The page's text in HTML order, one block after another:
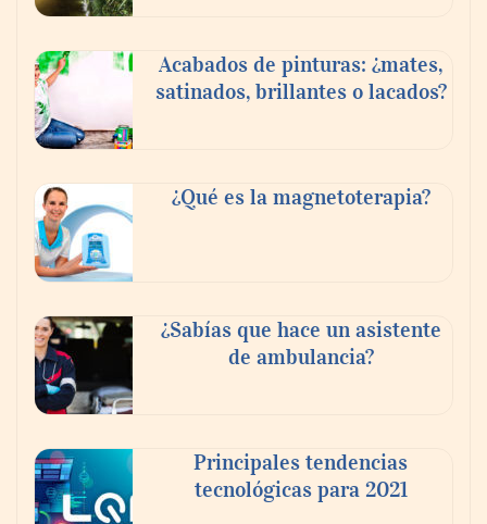
Danfoss adelanta cinco años su objetivo
climático y reduce sus emisiones en un 51
%
La banca debe modernizar sus sistemas
core sin perder décadas de conocimiento
de negocio: Minsait
Acabados de pinturas: ¿mates,
satinados, brillantes o lacados?
¿Qué es la magnetoterapia?
¿Sabías que hace un asistente
de ambulancia?
Principales tendencias
tecnológicas para 2021